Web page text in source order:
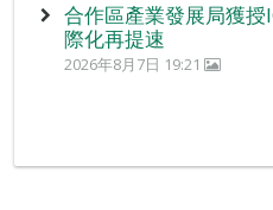
合作區產業發展局獲授
際化再提速
2026年8月7日 19:21